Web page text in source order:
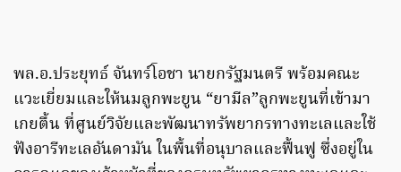
พล.อ.ประยุทธ์ จันทร์โอชา นายกรัฐมนตรี พร้อมคณะ
แวะเยี่ยมและให้นมลูกพะยูน “ยามีล”ลูกพะยูนที่เข้ามา
เกยตื้น ที่ศูนย์วิจัยและพัฒนาทรัพยากรทางทะเลและใช้
ฟังอารีทะเลอันดามัน ในพื้นที่อนุบาลและฟื้นฟู ซึ่งอยู่ใน